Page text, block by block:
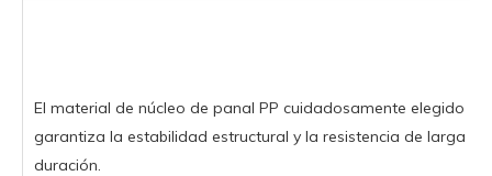
El material de núcleo de panal PP cuidadosamente elegido
garantiza la estabilidad estructural y la resistencia de larga
duración.